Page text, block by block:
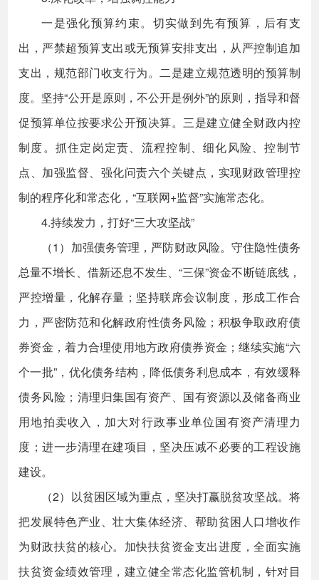
一是强化预算约束。切实做到先有预算，后有支
出，严禁超预算支出或无预算安排支出，从严控制追加
支出，规范部门收支行为。二是建立规范透明的预算制
度。坚持“公开是原则，不公开是例外”的原则，指导和督
促预算单位按要求公开预决算。三是建立健全财政内控
制度。抓住定岗定责、流程控制、细化风险、控制节
点、加强监督、强化问责六个关键点，实现财政管理控
制的程序化和常态化，“互联网+监督”实施常态化。
4.持续发力，打好“三大攻坚战”
（1）加强债务管理，严防财政风险。守住隐性债务
总量不增长、借新还息不发生、“三保”资金不断链底线，
严控增量，化解存量；坚持联席会议制度，形成工作合
力，严密防范和化解政府性债务风险；积极争取政府债
券资金，着力合理使用地方政府债券资金；继续实施“六
个一批”，优化债务结构，降低债务利息成本，有效缓释
债务风险；清理归集国有资产、国有资源以及储备商业
用地拍卖收入，加大对行政事业单位国有资产清理力
度；进一步清理在建项目，坚决压减不必要的工程设施
建设。
（2）以贫困区域为重点，坚决打赢脱贫攻坚战。将
把发展特色产业、壮大集体经济、帮助贫困人口增收作
为财政扶贫的核心。加快扶贫资金支出进度，全面实施
扶贫资金绩效管理，建立健全常态化监管机制，针对目